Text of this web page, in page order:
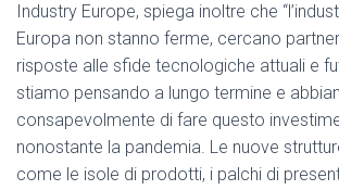
Industry Europe, spiega inoltre che
Europa non stanno ferme, cercano
risposte alle sfide tecnologiche attuali e
stiamo pensando a lungo termine e
consapevolmente di fare questo
nonostante la pandemia. Le nuove
come le isole di prodotti, i palchi di